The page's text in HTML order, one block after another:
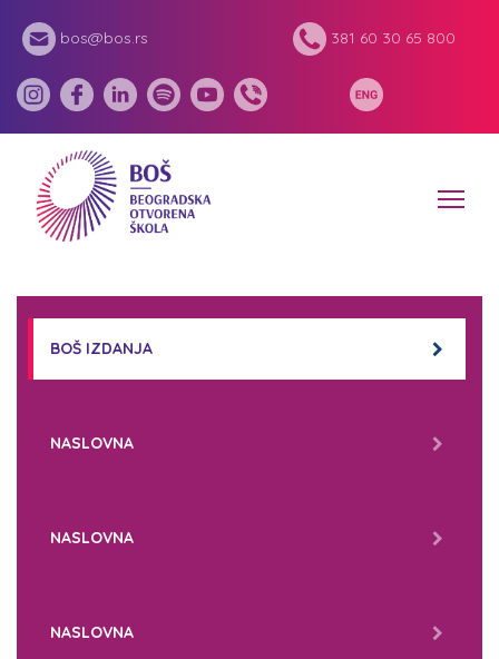
bos@bos.rs 381 60 30 65 800
BOŠ IZDANJA
NASLOVNA
NASLOVNA
NASLOVNA